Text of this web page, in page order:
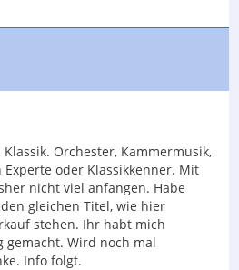
Orchester, Kammermusik,
oder Klassikkenner. Mit
nicht viel anfangen. Habe
gleichen Titel, wie hier
stehen. Ihr habt mich
Wird noch mal
Info folgt.